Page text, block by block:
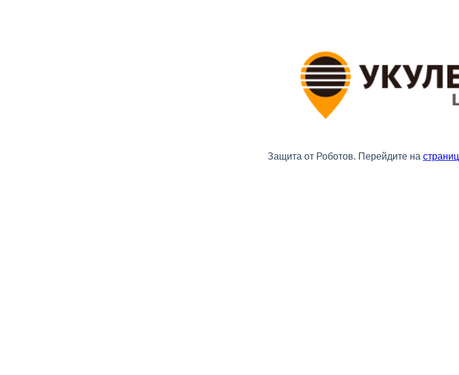
Защита от Роботов. Перейдите на